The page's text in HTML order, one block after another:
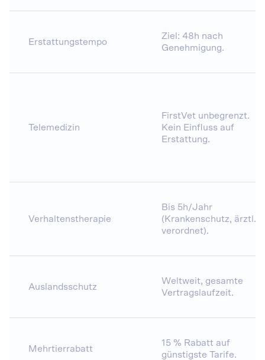
Erstattungstempo
Ziel: 48h nach
Genehmigung.
Telemedizin
FirstVet unbegrenzt.
Kein Einfluss auf
Erstattung.
Verhaltenstherapie
Bis 5h/Jahr
(Krankenschutz, ärztl.
verordnet).
Auslandsschutz
Weltweit, gesamte
Vertragslaufzeit.
Mehrtierrabatt
15 % Rabatt auf
günstigste Tarife.